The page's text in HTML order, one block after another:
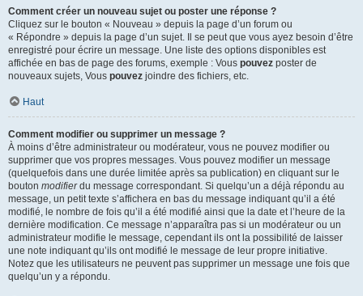
Comment créer un nouveau sujet ou poster une réponse ?
Cliquez sur le bouton « Nouveau » depuis la page d’un forum ou
« Répondre » depuis la page d’un sujet. Il se peut que vous ayez besoin d’être
enregistré pour écrire un message. Une liste des options disponibles est
affichée en bas de page des forums, exemple : Vous pouvez poster de
nouveaux sujets, Vous pouvez joindre des fichiers, etc.
Haut
Comment modifier ou supprimer un message ?
À moins d’être administrateur ou modérateur, vous ne pouvez modifier ou
supprimer que vos propres messages. Vous pouvez modifier un message
(quelquefois dans une durée limitée après sa publication) en cliquant sur le
bouton modifierdu message correspondant. Si quelqu’un a déjà répondu au
message, un petit texte s’affichera en bas du message indiquant qu’il a été
modifié, le nombre de fois qu’il a été modifié ainsi que la date et l’heure de la
dernière modification. Ce message n’apparaîtra pas si un modérateur ou un
administrateur modifie le message, cependant ils ont la possibilité de laisser
une note indiquant qu’ils ont modifié le message de leur propre initiative.
Notez que les utilisateurs ne peuvent pas supprimer un message une fois que
quelqu’un y a répondu.